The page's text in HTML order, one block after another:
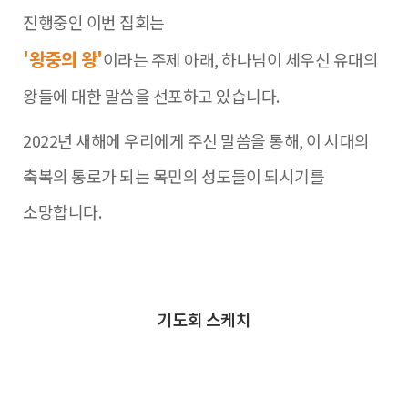
진행중인 이번 집회는
'왕중의 왕'이라는 주제 아래, 하나님이 세우신 유대의
왕들에 대한 말씀을 선포하고 있습니다.
2022년 새해에 우리에게 주신 말씀을 통해, 이 시대의
축복의 통로가 되는 목민의 성도들이 되시기를
소망합니다.
기도회 스케치